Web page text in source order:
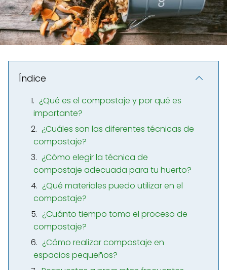
Índice
¿Qué es el compostaje y por qué es
importante?
¿Cuáles son las diferentes técnicas de
compostaje?
¿Cómo elegir la técnica de
compostaje adecuada para tu huerto?
¿Qué materiales puedo utilizar en el
compostaje?
¿Cuánto tiempo toma el proceso de
compostaje?
¿Cómo realizar compostaje en
espacios pequeños?